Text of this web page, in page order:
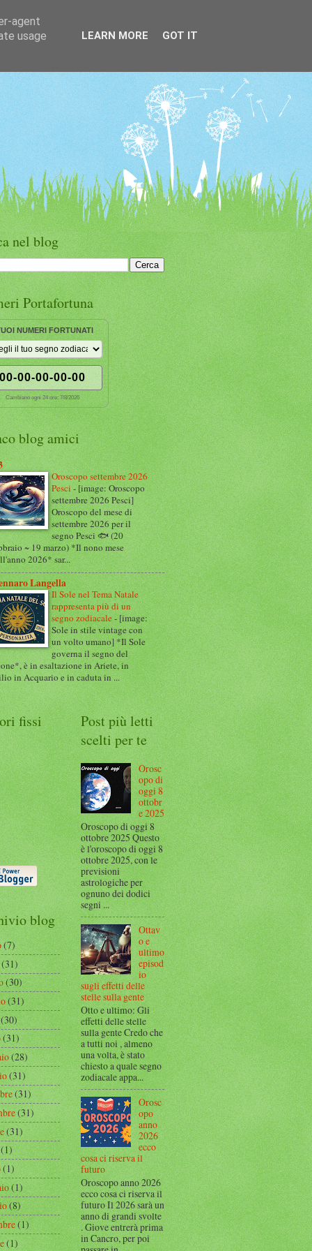
nel blog
Portafortuna
NUMERI FORTUNATI
00-00-00-00-00
Cambiano ogni 24 ore: 7/8/2026
blog amici
Oroscopo settembre 2026
Pesci-[image: Oroscopo
settembre 2026 Pesci]
Oroscopo del mese di
settembre 2026 per il
segno Pesci 🐟 (20
~ 19 marzo) *Il nono mese
2026* sar...
Langella
Il Sole nel Tema Natale
rappresenta più di un
segno zodiacale-[image:
Sole in stile vintage con
un volto umano] *Il Sole
governa il segno del
è in esaltazione in Ariete, in
in Acquario e in caduta in ...
fissi
blog
(7)
(31)
(30)
(31)
(31)
(28)
(31)
(31)
(31)
(31)
(1)
(1)
(1)
(8)
(1)
(1)
Post più letti
scelti per te
Orosc
opo di
oggi 8
ottobr
e 2025
Oroscopo di oggi 8
ottobre 2025 Questo
è l'oroscopo di oggi 8
ottobre 2025, con le
previsioni
astrologiche per
ognuno dei dodici
segni ...
Ottav
o e
ultimo
episod
io
sugli effetti delle
stelle sulla gente
Otto e ultimo: Gli
effetti delle stelle
sulla gente Credo che
a tutti noi , almeno
una volta, è stato
chiesto a quale segno
zodiacale appa...
Orosc
opo
anno
2026
ecco
cosa ci riserva il
futuro
Oroscopo anno 2026
ecco cosa ci riserva il
futuro Il 2026 sarà un
anno di grandi svolte
. Giove entrerà prima
in Cancro, per poi
agent
usage
LEARN MORE GOT IT